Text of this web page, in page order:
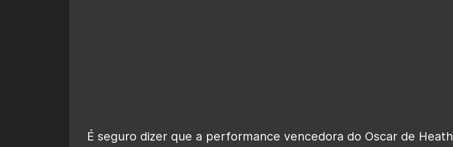
É seguro dizer que a performance vencedora do Oscar de Heath